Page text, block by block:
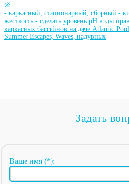
※
- каркасный, стационарный, сборный -
жесткость - сделать уровень рН воды
каркасных бассейнов на даче Atlantic
Summer Escapes, Waves, надувных
Задать
Ваше имя (*):